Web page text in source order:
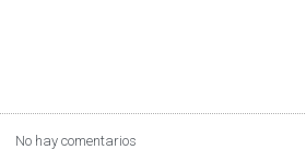
No hay comentarios